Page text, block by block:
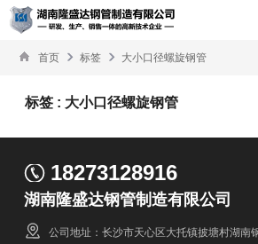
首页 标签 大小口径螺旋钢管
标签 : 大小口径螺旋钢管
18273128916
湖南隆盛达钢管制造有限公司
公司地址：长沙市天心区大托镇披塘村湖南